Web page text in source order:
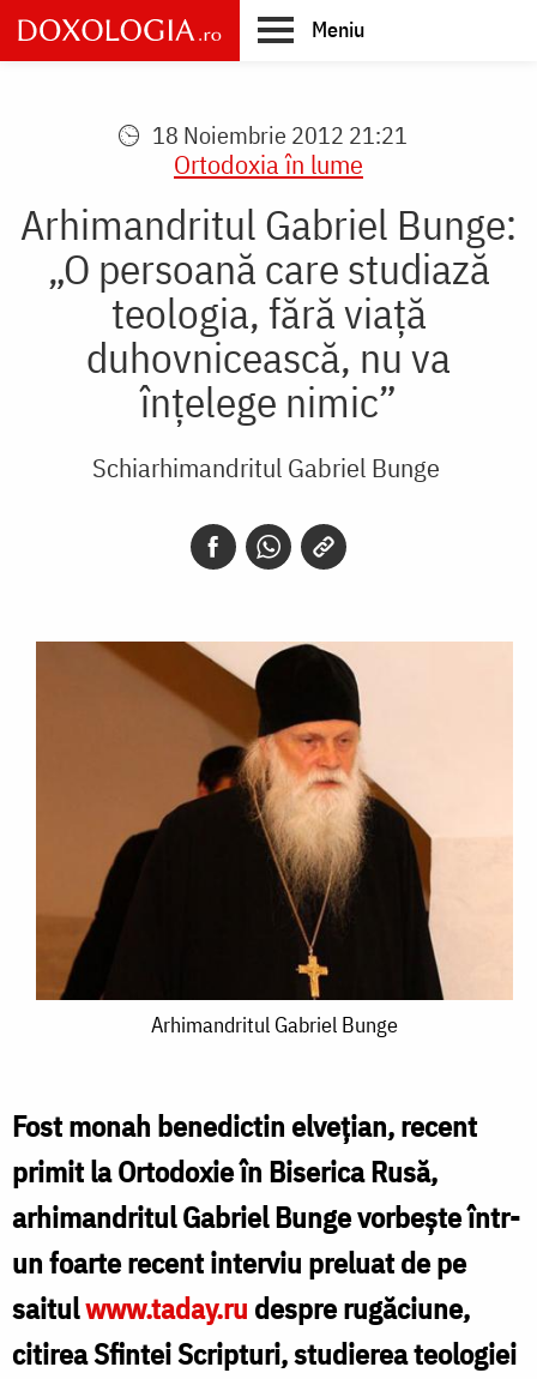
Skip
to
main
Meniu
18 Noiembrie 2012 21:21
Ortodoxia în lume
Arhimandritul Gabriel Bunge:
„O persoană care studiază
teologia, fără viață
duhovnicească, nu va
înțelege nimic”
Schiarhimandritul Gabriel Bunge
ArhimandritulArhimandritul Gabriel Bunge
Fost monah benedictin elvețian, recent
primit la Ortodoxie în Biserica Rusă,
arhimandritul Gabriel Bunge vorbește într-
un foarte recent interviu preluat de pe
saitulwww.taday.ru despre rugăciune,
citirea Sfintei Scripturi, studierea teologiei